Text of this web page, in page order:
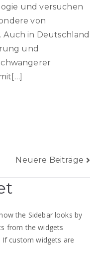
und versuchen
von
in Deutschland
und
Neuere Beiträge
the Sidebar looks by
from the widgets
If custom widgets are